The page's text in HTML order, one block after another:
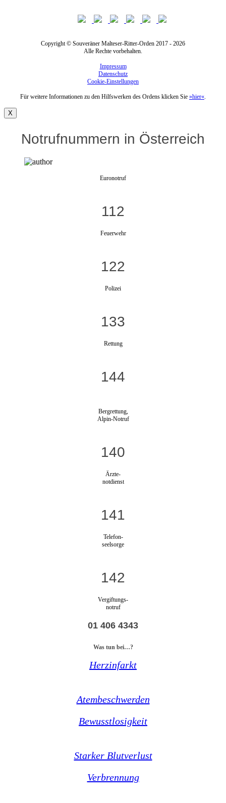
Copyright © Souveräner Malteser-Ritter-Orden 2017 - 2026
Alle Rechte vorbehalten.
Impressum
Datenschutz
Cookie-Einstellungen
Für weitere Informationen zu den Hilfswerken des Ordens klicken Sie »hier«.
X
Notrufnummern in Österreich
Euronotruf
112
Feuerwehr
122
Polizei
133
Rettung
144
Bergrettung,
Alpin-Notruf
140
Ärzte-
notdienst
141
Telefon-
seelsorge
142
Vergiftungs-
notruf
01 406 4343
Was tun bei…?
Herzinfarkt
Atembeschwerden
Bewusstlosigkeit
Starker Blutverlust
Verbrennung